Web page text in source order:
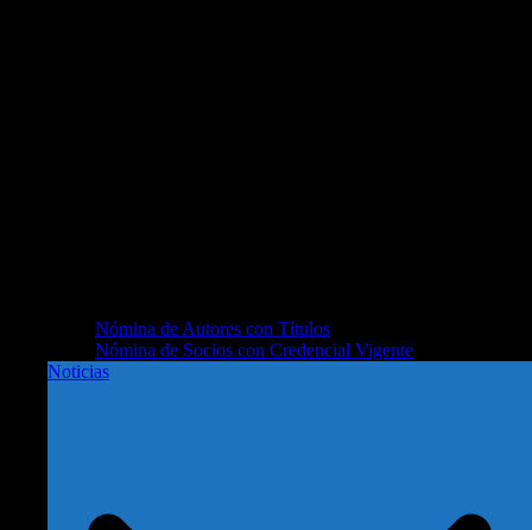
Nómina de Autores con Títulos
Nómina de Socios con Credencial Vigente
Noticias